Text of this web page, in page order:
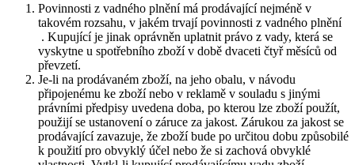
Povinnosti z vadného plnění má prodávající nejméně v
takovém rozsahu, v jakém trvají povinnosti z vadného plnění
. Kupující je jinak oprávněn uplatnit právo z vady, která se
vyskytne u spotřebního zboží v době dvaceti čtyř měsíců od
převzetí.
Je-li na prodávaném zboží, na jeho obalu, v návodu
připojenému ke zboží nebo v reklamě v souladu s jinými
právními předpisy uvedena doba, po kterou lze zboží použít,
použijí se ustanovení o záruce za jakost. Zárukou za jakost se
prodávající zavazuje, že zboží bude po určitou dobu způsobilé
k použití pro obvyklý účel nebo že si zachová obvyklé